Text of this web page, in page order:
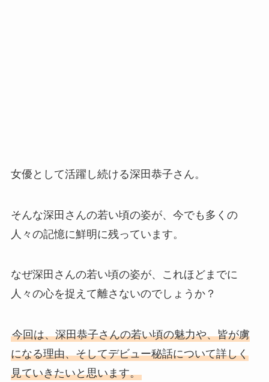
女優として活躍し続ける深田恭子さん。
そんな深田さんの若い頃の姿が、今でも多くの
人々の記憶に鮮明に残っています。
なぜ深田さんの若い頃の姿が、これほどまでに
人々の心を捉えて離さないのでしょうか？
今回は、深田恭子さんの若い頃の魅力や、皆が虜
になる理由、そしてデビュー秘話について詳しく
見ていきたいと思います。